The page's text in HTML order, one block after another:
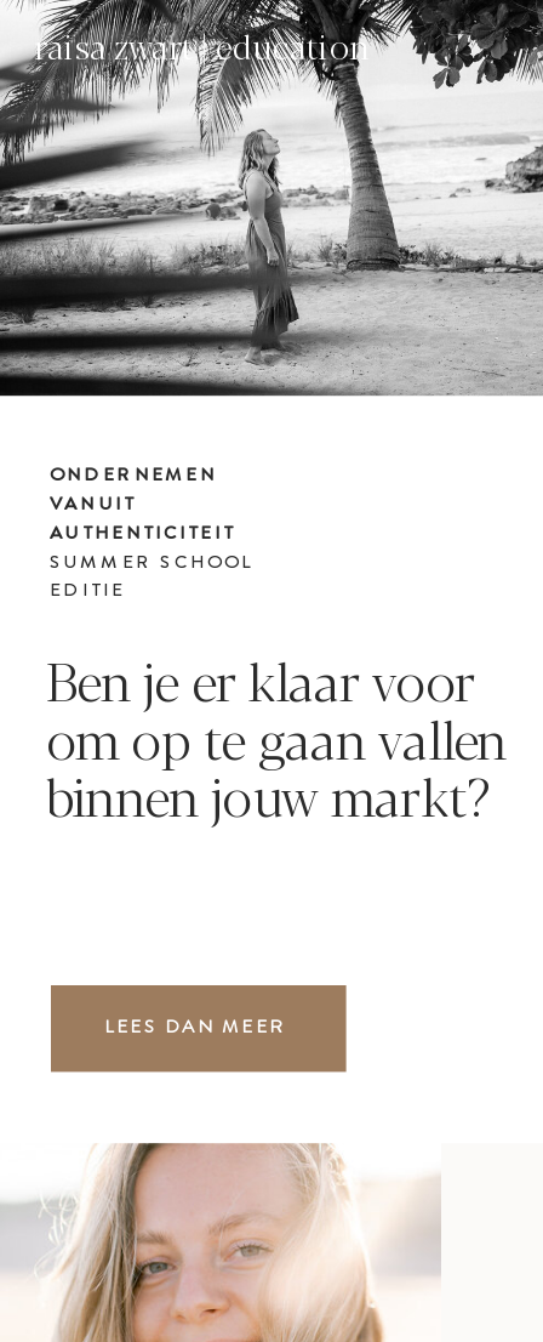
ONDERNEMEN
VANUIT
AUTHENTICITEIT
SUMMER SCHOOL
EDITIE
LEES DAN MEER
raisa zwart | education
Ben je er klaar voor
om op te gaan vallen
binnen jouw markt?